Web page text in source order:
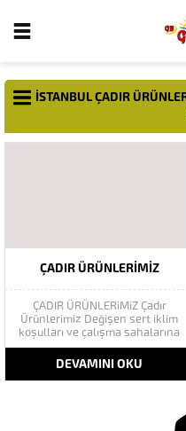
ISTANBUL ÇADIR
ÇADIR ÜRÜNLERIMIZ
ÇADIR ÜRÜNLERiMiZ Çadır
Ürünlerimiz Değişen sert iklim
koşulları ve çalışma sahalarına
uygun ortamlar oluşturmanın en
pratik yolu olarak kullanılan
şantiyeler birden fazla amaca
hizmet etmek için en uygun
DEVAMINI OKU